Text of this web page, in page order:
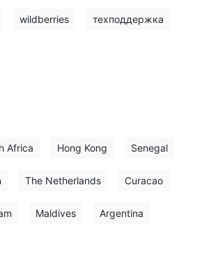
wildberries техподдержка
Africa Hong Kong Senegal
The Netherlands Curacao
Maldives Argentina